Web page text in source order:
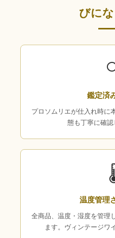
びに
鑑定済
プロソムリエが仕入れ時に
態も丁寧に確認
温度管理
全商品、温度・湿度を管理
ます。ヴィンテージワ